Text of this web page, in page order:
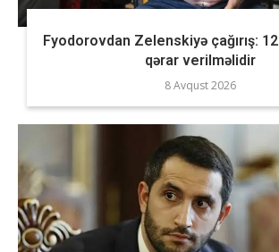
Fyodorovdan Zelenskiyə çağırış:
qərar verilməlidir
8 Avqust 2026